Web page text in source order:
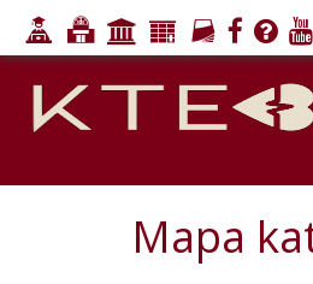
Mapa